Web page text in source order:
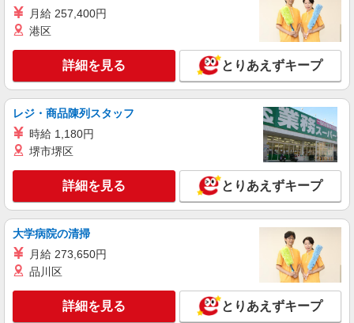
月給 257,400円
港区
詳細を見る とりあえずキープ
レジ・商品陳列スタッフ
時給 1,180円
堺市堺区
詳細を見る とりあえずキープ
大学病院の清掃
月給 273,650円
品川区
詳細を見る とりあえずキープ